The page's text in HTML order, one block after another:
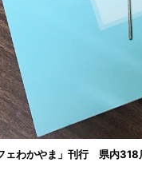
ェわかやま」刊行 県内318